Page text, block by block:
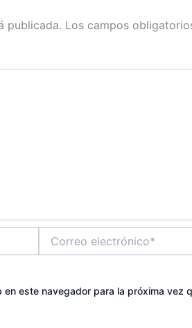
publicada. Los campos
electrónico*
este navegador para la próxima vez